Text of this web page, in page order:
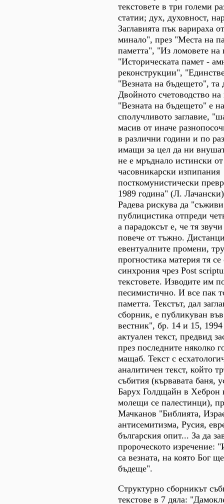
текстовете в три големи
статии; дух, духовност,
Заглавията пък варираха
минало", през "Места на
паметта", "Из ломовете на
"Историческата памет -
реконструкции",
"Везната на бъдещето",
Двойното счетоводство
"Везната на бъдещето" е
сполучливото заглавие,
масив от иначе
в различни години и по
имащи за цел да ни
не е мръднало истински
часовникарски изпипания
посткомунистически
1989 година" (Л.
Радева рискува да
публицистика отпреди
а парадоксът е, че тя
повече от тъжно.
евентуалните промени,
прогностика материя тя
синхрония чрез Post
текстовете. Изводите им
песимистично. И все пак
паметта. Текстът, дал
сборник, е публикуван
вестник", бр. 14 и 15,
актуален текст, предвид
през последните няколко
мащаб. Текст с
аналитичен текст, който
събития (кървавата баня,
Барух Голдщайн в Хеброн
молещи се палестинци),
Мачканов "Библията,
антисемитизма, Русия,
българския опит... За да
пророческото изречение:
са везната, на която Бог
бъдеще".
Структурно сборникът
текстове в 7 дяла: